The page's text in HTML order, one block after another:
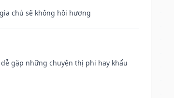
chủ sẽ không hồi hương
gặp những chuyện thị phi hay khẩu